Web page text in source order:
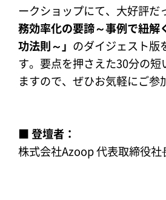
ークショップにて、大好評だ
務効率化の要諦～事例で紐解
功法則～」 のダイジェスト版
す。要点を押さえた30分の短
ますので、ぜひお気軽にご参
■ 登壇者：
株式会社Azoop 代表取締役社